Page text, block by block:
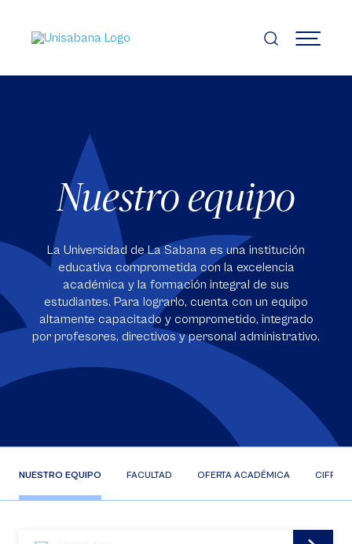
contenido
principal
MENÚ
Nuestro equipo
La Universidad de La Sabana es una institución
educativa comprometida con la excelencia
académica y la formación integral de sus
estudiantes. Para lograrlo, cuenta con un equipo
altamente capacitado y comprometido, integrado
por profesores, directivos y personal administrativo.
NUESTRO EQUIPO FACULTAD OFERTA ACADÉMICA CIFRAS